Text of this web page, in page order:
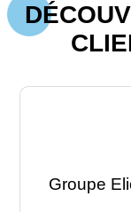
Groupe